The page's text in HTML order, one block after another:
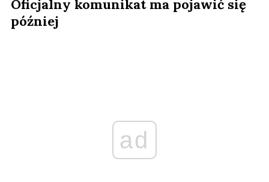
Oficjalny komunikat ma pojawić się
później
ad